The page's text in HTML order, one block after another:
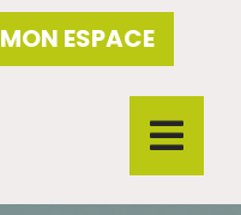
MON ESPACE